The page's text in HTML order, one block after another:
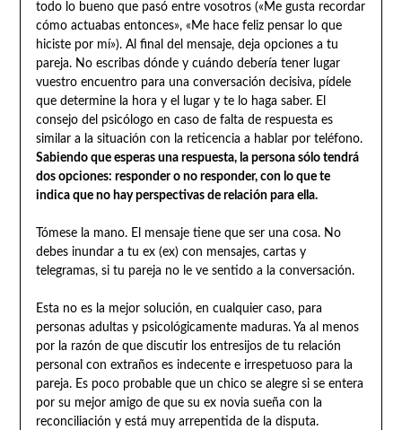
todo lo bueno que pasó entre vosotros («Me gusta recordar
cómo actuabas entonces», «Me hace feliz pensar lo que
hiciste por mí»). Al final del mensaje, deja opciones a tu
pareja. No escribas dónde y cuándo debería tener lugar
vuestro encuentro para una conversación decisiva, pídele
que determine la hora y el lugar y te lo haga saber. El
consejo del psicólogo en caso de falta de respuesta es
similar a la situación con la reticencia a hablar por teléfono.
Sabiendo que esperas una respuesta, la persona sólo tendrá
dos opciones: responder o no responder, con lo que te
indica que no hay perspectivas de relación para ella.
Tómese la mano. El mensaje tiene que ser una cosa. No
debes inundar a tu ex (ex) con mensajes, cartas y
telegramas, si tu pareja no le ve sentido a la conversación.
Esta no es la mejor solución, en cualquier caso, para
personas adultas y psicológicamente maduras. Ya al menos
por la razón de que discutir los entresijos de tu relación
personal con extraños es indecente e irrespetuoso para la
pareja. Es poco probable que un chico se alegre si se entera
por su mejor amigo de que su ex novia sueña con la
reconciliación y está muy arrepentida de la disputa.